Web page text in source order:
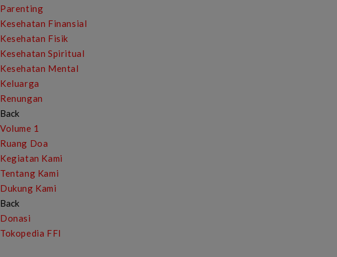
Parenting
Kesehatan Finansial
Kesehatan Fisik
Kesehatan Spiritual
Kesehatan Mental
Keluarga
Renungan
Back
Volume 1
Ruang Doa
Kegiatan Kami
Tentang Kami
Dukung Kami
Back
Donasi
Tokopedia FFI